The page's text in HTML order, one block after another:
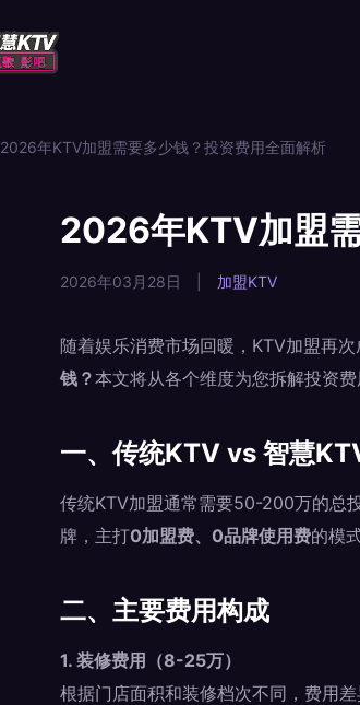
2026年KTV加盟需要多少钱？投资费用全面解析
2026年KTV加盟
2026年03月28日 加盟KTV
随着娱乐消费市场回暖，KTV加盟再
钱？本文将从各个维度为您拆解投资费
一、传统KTV vs 智慧
传统KTV加盟通常需要50-200万的总
牌，主打0加盟费、0品牌使用费的模
二、主要费用构成
1. 装修费用（8-25万）
根据门店面积和装修档次不同，费用